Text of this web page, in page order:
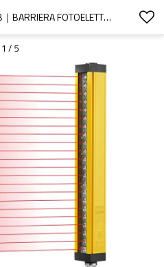
DK-QCE32-20-620 2BB｜BARRIERA FOTOELETTRICA DI SICUREZZA｜DADISICK
1 / 5